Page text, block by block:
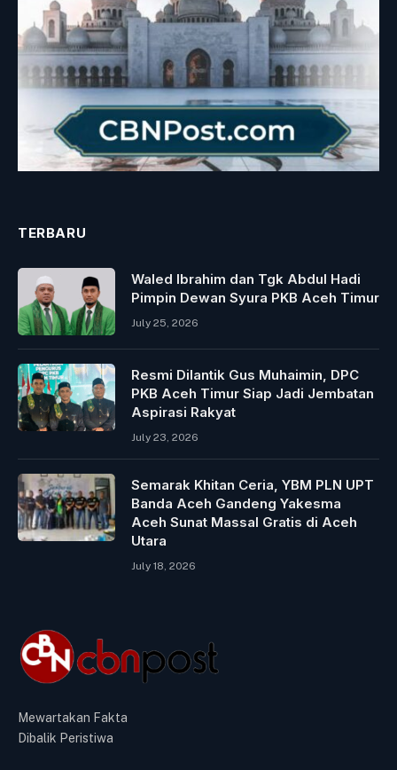
TERBARU
Waled Ibrahim dan Tgk Abdul Hadi
Pimpin Dewan Syura PKB Aceh Timur
July 25, 2026
Resmi Dilantik Gus Muhaimin, DPC
PKB Aceh Timur Siap Jadi Jembatan
Aspirasi Rakyat
July 23, 2026
Semarak Khitan Ceria, YBM PLN UPT
Banda Aceh Gandeng Yakesma
Aceh Sunat Massal Gratis di Aceh
Utara
July 18, 2026
Mewartakan Fakta
Dibalik Peristiwa